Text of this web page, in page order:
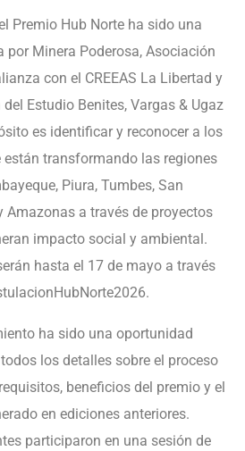
Premio Hub Norte ha sido una
Minera Poderosa, Asociación
con el CREEAS La Libertad y
Estudio Benites, Vargas & Ugaz
es identificar y reconocer a los
están transformando las regiones
Piura, Tumbes, San
Amazonas a través de proyectos
impacto social y ambiental.
hasta el 17 de mayo a través
ha sido una oportunidad
los detalles sobre el proceso
beneficios del premio y el
en ediciones anteriores.
participaron en una sesión de